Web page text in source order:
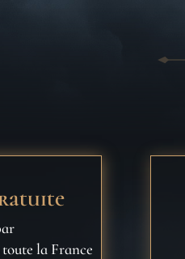
la France